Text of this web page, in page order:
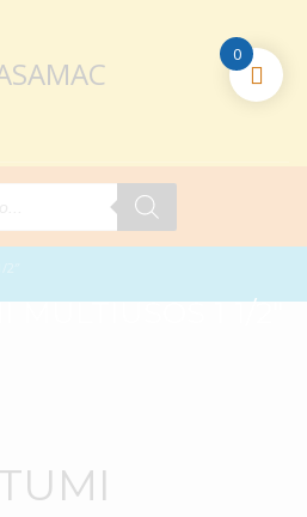
MULTIUSOS 1 1/2″
0